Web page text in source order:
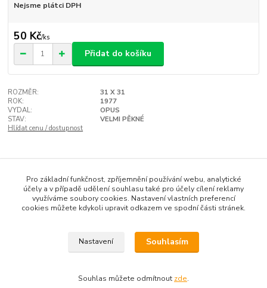
Nejsme plátci DPH
50 Kč/ks
Přidat do košíku
ROZMĚR:
31 X 31
ROK:
1977
VYDAL:
OPUS
STAV:
VELMI PĚKNÉ
Hlídat cenu / dostupnost
GRAMODESKY
Upravit sběr cookies.
Pro základní funkčnost, zpříjemnění používání webu, analytické
účely a v případě udělení souhlasu také pro účely cílení reklamy
využíváme soubory cookies. Nastavení vlastních preferencí
cookies můžete kdykoli upravit odkazem ve spodní části stránek.
Nastavení Souhlasím
Souhlas můžete odmítnout zde.